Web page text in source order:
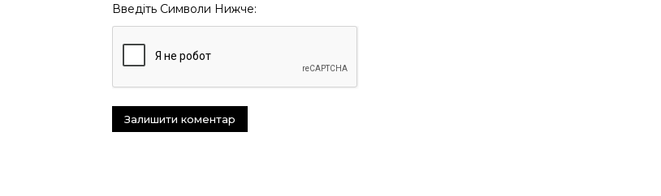
Введіть Символи Нижче: